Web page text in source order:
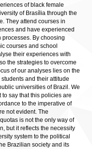
of black female
of Brasília through the
They attend courses in
and have experienced
By choosing
courses and school
their experiences with
the strategies to overcome
of our analyses lies on the
and their attitude
universities of Brazil. We
say that this policies are
to the imperative of
not evident. The
is not the only way of
but it reflects the necessity
system to the political
Brazilian society and its